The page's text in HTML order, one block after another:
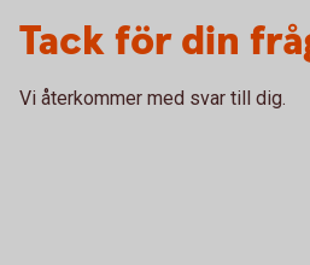
Tack för din
Vi återkommer med svar till dig.